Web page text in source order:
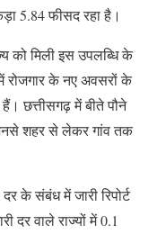
5.84 फीसद रहा है।
को मिली इस उपलब्धि के
रोजगार के नए अवसरों के
छत्तीसगढ़ में बीते पौने
शहर से लेकर गांव तक
के संबंध में जारी रिपोर्ट
दर वाले राज्यों में 0.1